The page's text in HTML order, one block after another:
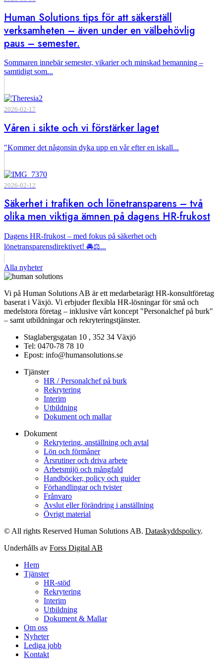
Human Solutions tips för att säkerställ
verksamheten – även under en välbehövlig
paus – semester.
Sommaren innebär semester, vikarier och minskad bemanning –
samtidigt som...
2026-02-17
Våren i sikte och vi förstärker laget
"Kommer det någonsin dyka upp en vår efter en iskall...
2026-02-12
Säkerhet i trafiken och lönetransparens – två
olika men viktiga ämnen på dagens HR-frukost
Dagens HR-frukost – med fokus på säkerhet och
lönetransparensdirektivet! 🚘⚖️...
Alla nyheter
Vi på Human Solutions AB är ett medarbetarägt HR-konsultföretag
baserat i Växjö. Vi erbjuder flexibla HR-lösningar för små och
medelstora företag – inklusive vårt koncept "Personalchef på burk"
– samt utbildningar och rekryteringstjänster.
Staglabergsgatan 10 , 352 34 Växjö
Tel: 0470-78 78 10
Epost: info@humansolutions.se
Tjänster
HR / Personalchef på burk
Rekrytering
Interim
Utbildning
Dokument och mallar
Dokument
Rekrytering, anställning och avtal
Lön och förmåner
Årsrutiner och driva arbete
Arbetsmijö och mångfald
Handböcker, policy och guider
Förhandlingar och tvister
Frånvaro
Avslut eller förändring i anställning
Övrigt material
© All rights Reserved Human Solutions AB. Dataskyddspolicy.
Underhålls av Forss Digital AB
Hem
Tjänster
HR-stöd
Rekrytering
Interim
Utbildning
Dokument & Mallar
Om oss
Nyheter
Lediga jobb
Kontakt